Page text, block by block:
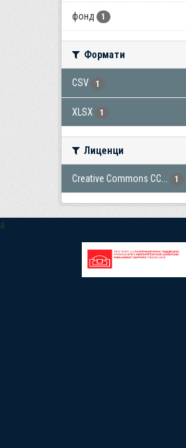
фонд 1
Формати
CSV 1
XLSX 1
Лиценци
Creative Commons CC... 1
a